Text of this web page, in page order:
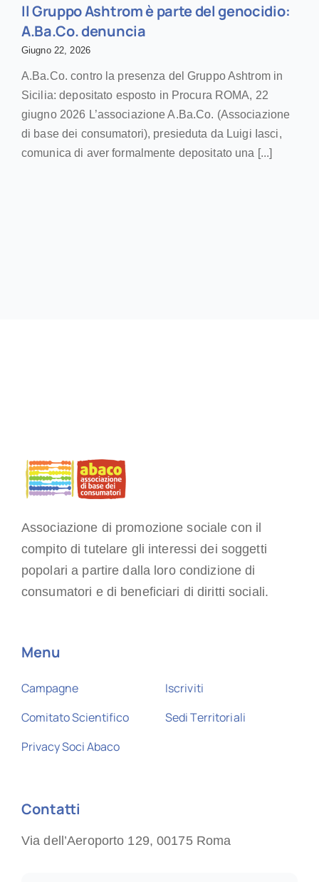
Il Gruppo Ashtrom è parte del genocidio:
A.Ba.Co. denuncia
Giugno 22, 2026
A.Ba.Co. contro la presenza del Gruppo Ashtrom in
Sicilia: depositato esposto in Procura ROMA, 22
giugno 2026 L’associazione A.Ba.Co. (Associazione
di base dei consumatori), presieduta da Luigi Iasci,
comunica di aver formalmente depositato una [...]
Associazione di promozione sociale con il
compito di tutelare gli interessi dei soggetti
popolari a partire dalla loro condizione di
consumatori e di beneficiari di diritti sociali.
Menu
Campagne
Comitato Scientifico
Privacy Soci Abaco
Iscriviti
Sedi Territoriali
Contatti
Via dell’Aeroporto 129, 00175 Roma